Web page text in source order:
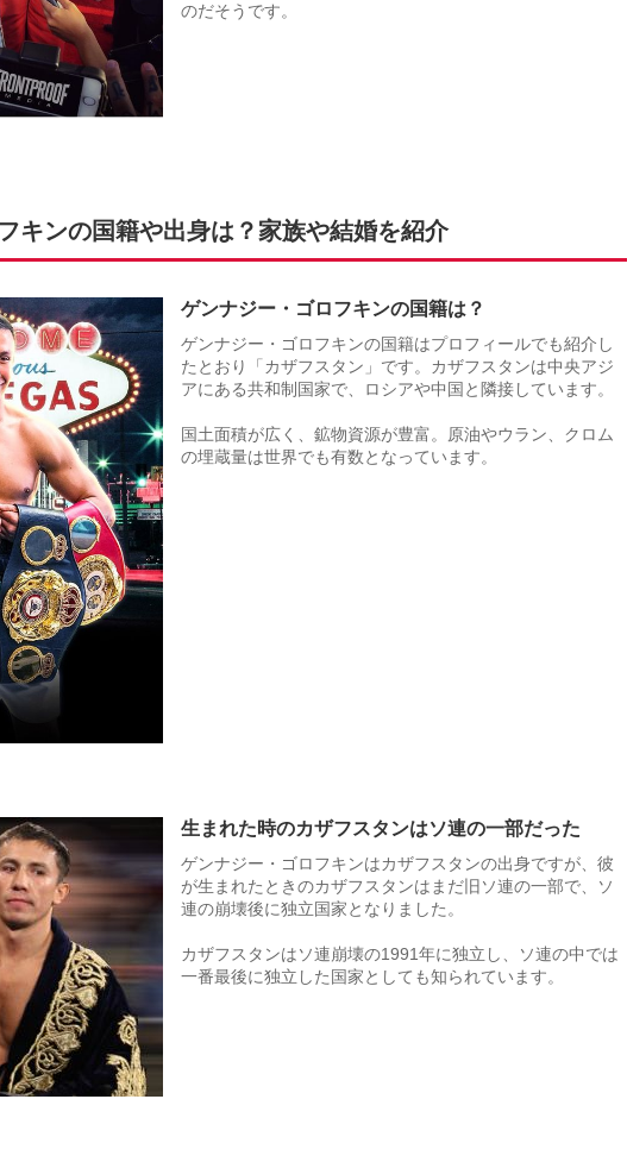
のだそうです。
キンの国籍や出身は？家族や結婚を紹介
ゲンナジー・ゴロフキンの国籍は？
ゲンナジー・ゴロフキンの国籍はプロフィールでも紹介し
たとおり「カザフスタン」です。カザフスタンは中央アジ
アにある共和制国家で、ロシアや中国と隣接しています。
国土面積が広く、鉱物資源が豊富。原油やウラン、クロム
の埋蔵量は世界でも有数となっています。
生まれた時のカザフスタンはソ連の一部だった
ゲンナジー・ゴロフキンはカザフスタンの出身ですが、彼
が生まれたときのカザフスタンはまだ旧ソ連の一部で、ソ
連の崩壊後に独立国家となりました。
カザフスタンはソ連崩壊の1991年に独立し、ソ連の中では
一番最後に独立した国家としても知られています。